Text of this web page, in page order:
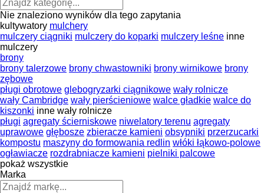
Nie znaleziono wyników dla tego zapytania
kultywatory mulchery
mulczery ciągniki mulczery do koparki mulczery leśne inne
mulczery
brony
brony talerzowe brony chwastowniki brony wirnikowe brony
zębowe
pługi obrotowe glebogryzarki ciągnikowe wały rolnicze
wały Cambridge wały pierścieniowe walce gładkie walce do
kiszonki inne wały rolnicze
pługi agregaty ścierniskowe niwelatory terenu agregaty
uprawowe głębosze zbieracze kamieni obsypniki przerzucarki
kompostu maszyny do formowania redlin włóki łąkowo-polowe
ogławiacze rozdrabniacze kamieni pielniki palcowe
pokaż wszystkie
Marka